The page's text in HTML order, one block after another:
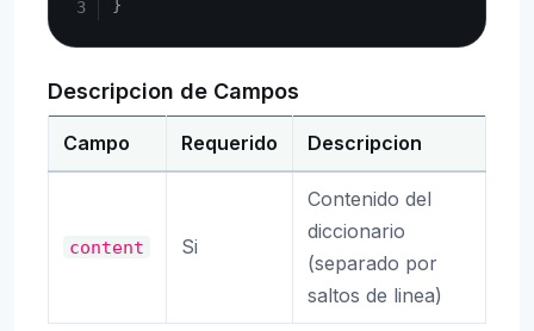
}
Descripcion de Campos
Campo Requerido Descripcion
content Si
Contenido del
diccionario
(separado por
saltos de linea)